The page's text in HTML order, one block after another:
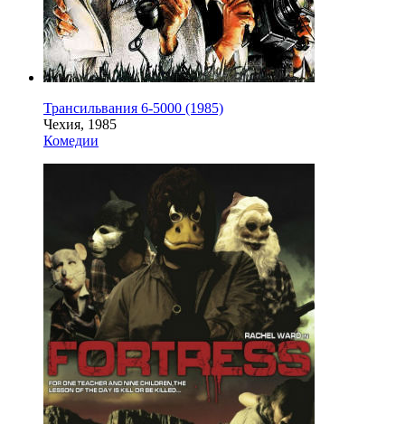
Трансильвания 6-5000 (1985)
Чехия, 1985
Комедии